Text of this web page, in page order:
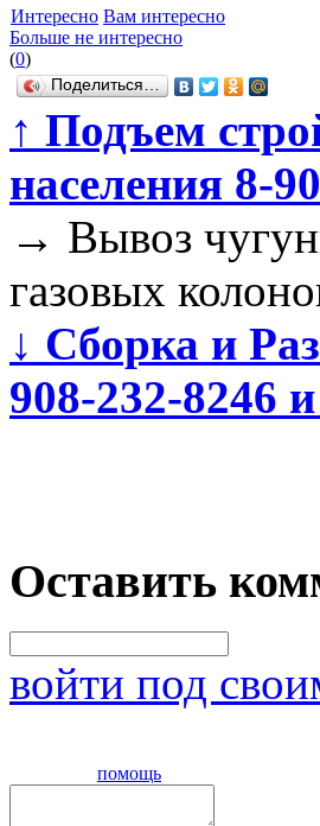
Интересно Вам интересно
Больше не интересно
(0)
Поделиться…
↑ Подъем
населения 8-
→ Вывоз
газовых
↓ Сборка и
908-232-8246
Оставить
войти под
помощь